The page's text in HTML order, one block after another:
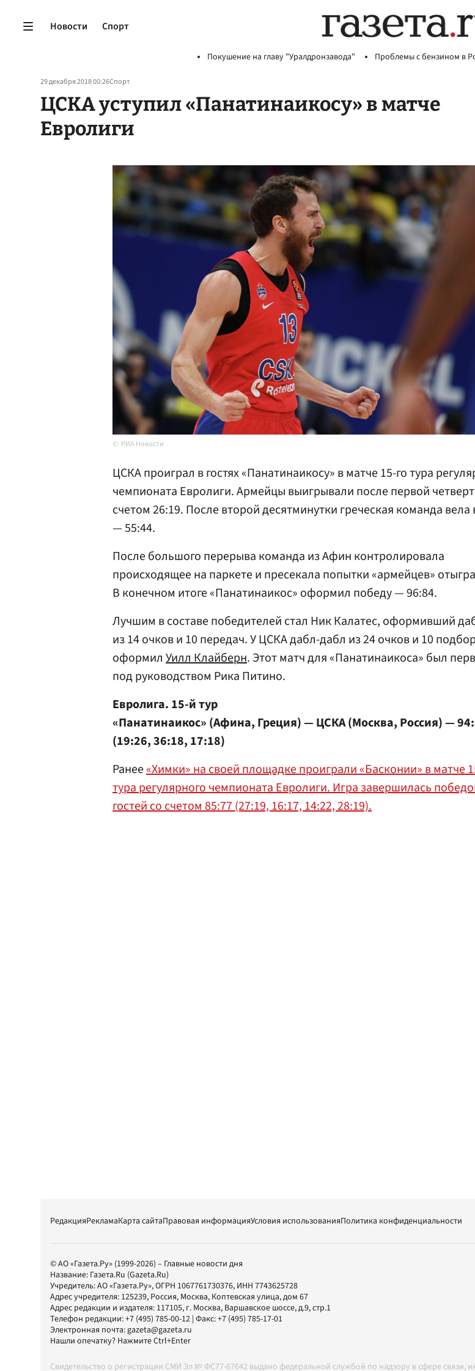
Новости Спорт
Покушение на главу "Уралдронзавода" Проблемы с бензином в
29 декабря 2018 00:26Спорт
ЦСКА уступил «Панатинаикосу» в матче
Евролиги
РИА Новости
ЦСКА проиграл в гостях «Панатинаикосу» в матче 15-го тура
чемпионата Евролиги. Армейцы выигрывали после первой
счетом 26:19. После второй десятминутки греческая команда вела
— 55:44.
После большого перерыва команда из Афин контролировала
происходящее на паркете и пресекала попытки «армейцев»
В конечном итоге «Панатинаикос» оформил победу — 96:84.
Лучшим в составе победителей стал Ник Калатес, оформивший
из 14 очков и 10 передач. У ЦСКА дабл-дабл из 24 очков и 10
оформил Уилл Клайберн. Этот матч для «Панатинаикоса» был
под руководством Рика Питино.
Евролига. 15-й тур
«Панатинаикос» (Афина, Греция) — ЦСКА (Москва, Россия) —
(19:26, 36:18, 17:18)
Ранее«Химки» на своей площадке проиграли «Басконии» в матче
тура регулярного чемпионата Евролиги. Игра завершилась
гостей со счетом 85:77 (27:19, 16:17, 14:22, 28:19).
РедакцияРекламаКарта сайтаПравовая информацияУсловия использованияПолитика конфиденциальности
© АО «Газета.Ру» (1999-2026) – Главные новости дня
Название: Газета.Ru (Gazeta.Ru)
Учредитель:АО «Газета.Ру», ОГРН 1067761730376, ИНН 7743625728
Адрес учредителя: 125239, Россия, Москва, Коптевская улица, дом 67
Адрес редакции и издателя: 117105, г. Москва, Варшавское шоссе, д.9, стр.1
Телефон редакции:+7 (495) 785-00-12 | Факс:+7 (495) 785-17-01
Электронная почта:gazeta@gazeta.ru
Нашли опечатку? Нажмите Ctrl+Enter
Свидетельство о регистрации СМИ Эл № ФС77-67642 выдано федеральной службой по надзору в сфере